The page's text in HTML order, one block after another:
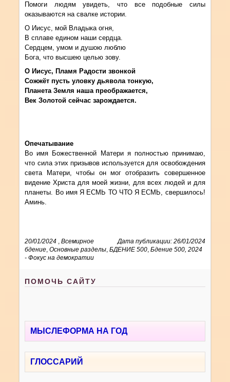
Помоги людям увидеть, что все подобные силы
оказываются на свалке истории.
О Иисус, мой Владыка огня,
В сплаве едином наши сердца.
Сердцем, умом и душою люблю
Бога, что высшею целью зову.
О Иисус, Пламя Радости звонкой
Сожжёт пусть уловку дьявола тонкую,
Планета Земля наша преображается,
Век Золотой сейчас зарождается.
Опечатывание
Во имя Божественной Матери я полностью принимаю,
что сила этих призывов используется для освобождения
света Матери, чтобы он мог отобразить совершенное
видение Христа для моей жизни, для всех людей и для
планеты. Во имя Я ЕСМЬ ТО ЧТО Я ЕСМЬ, свершилось!
Аминь.
20/01/2024 Дата публикации: 26/01/2024
,Всемирное
бдение ,Основные разделы ,БДЕНИЕ 500 ,Бдение 500, 2024
- Фокус на демократии
ПОМОЧЬ САЙТУ
МЫСЛЕФОРМА НА ГОД
ГЛОССАРИЙ